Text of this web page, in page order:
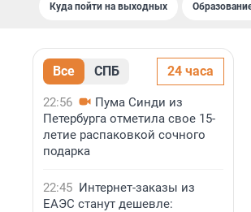
Куда пойти на выходных
Все СПБ 24 часа
22:56
Пума Синди из
Петербурга отметила свое 15-
летие распаковкой сочного
подарка
22:45 Интернет-заказы из
ЕАЭС станут дешевле: